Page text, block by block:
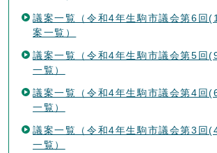
議案一覧（令和4年生駒市議会第6回
案一覧）
議案一覧（令和4年生駒市議会第5回
一覧）
議案一覧（令和4年生駒市議会第4回
一覧）
議案一覧（令和4年生駒市議会第3回
一覧）